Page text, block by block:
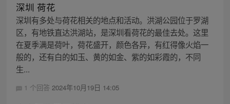
深圳 荷花
深圳有多处与荷花相关的地点和活动。洪湖公园位于罗湖
区，有地铁直达洪湖站，是深圳看荷花的最佳去处。这里
在夏季满是荷叶，荷花盛开，颜色各异，有红得像火焰一
般的，还有白的如玉、黄的如金、紫的如彩霞的，不同
生...
1 个回答 2024年10月19日 14:05